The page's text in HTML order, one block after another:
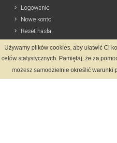
Logowanie
Nowe konto
Reset hasła
Informacje
Regulamin
Używamy plików cookies, aby ułatwić Ci
celów statystycznych. Pamiętaj, że za
możesz samodzielnie określić warunki